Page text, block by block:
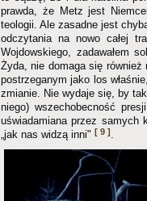
prawda, że Metz jest
teologii. Ale zasadne jest
odczytania na nowo całej
Wojdowskiego, zadawałem
Żyda, nie domaga się również
postrzeganym jako los
zmianie. Nie wydaje się, by
niego) wszechobecność
uświadamiana przez samych
„jak nas widzą inni" [ 9 ]